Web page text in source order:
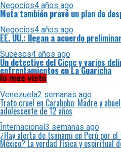
Negocios4 años ago
Meta también prevé un plan de
Negocios4 años ago
EE. UU.: llegan a acuerdo
Sucesos4 años ago
Un detective del Cicpc y varios
enfrentamientos en La Guaricha
lo mas visto
Venezuela2 semanas ago
Trato cruel en Carabobo: Madre y
adolescente de 12 años
Internacional3 semanas ago
¿Hay alerta de tsunami en Perú por
México? La verdad física y espiritual